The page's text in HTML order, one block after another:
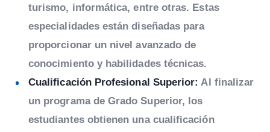
turismo, informática, entre otras. Estas
especialidades están diseñadas para
proporcionar un nivel avanzado de
conocimiento y habilidades técnicas.
Cualificación Profesional Superior: Al finalizar
un programa de Grado Superior, los
estudiantes obtienen una cualificación